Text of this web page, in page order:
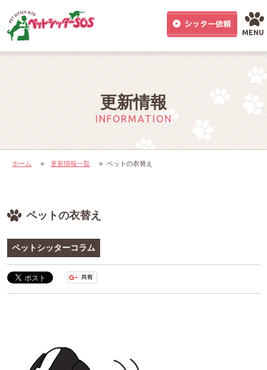
MENU
更新情報
INFORMATION
ホーム » 更新情報一覧 » ペットの衣替え
ペットの衣替え
ペットシッターコラム